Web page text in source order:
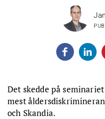
Det skedde på
mest
och Skandia.